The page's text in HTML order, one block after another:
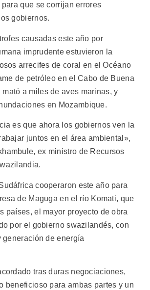
que se corrijan errores
gobiernos.
causadas este año por
imprudente estuvieron la
arrecifes de coral en el Océano
de petróleo en el Cabo de Buena
mató a miles de aves marinas, y
en Mozambique.
es que ahora los gobiernos ven la
juntos en el área ambiental»,
ex ministro de Recursos
cooperaron este año para
de Maguga en el río Komati, que
países, el mayor proyecto de obra
por el gobierno swazilandés, con
generación de energía
tras duras negociaciones,
beneficioso para ambas partes y un